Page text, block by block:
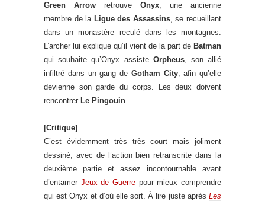
Green Arrow retrouve Onyx, une ancienne
membre de la Ligue des Assassins, se recueillant
dans un monastère reculé dans les montagnes.
L’archer lui explique qu’il vient de la part de Batman
qui souhaite qu’Onyx assiste Orpheus, son allié
infiltré dans un gang de Gotham City, afin qu’elle
devienne son garde du corps. Les deux doivent
rencontrer Le Pingouin…
[Critique]
C’est évidemment très très court mais joliment
dessiné, avec de l’action bien retranscrite dans la
deuxième partie et assez incontournable avant
d’entamer Jeux de Guerre pour mieux comprendre
qui est Onyx et d’où elle sort. À lire juste après Les